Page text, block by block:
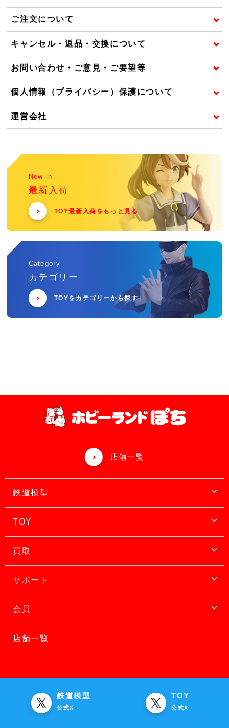
ご注文について
キャンセル・返品・交換について
お問い合わせ・ご意見・ご要望等
個人情報（プライバシー）保護について
運営会社
New in
最新入荷
TOY最新入荷をもっと見る
Category
カテゴリー
TOYをカテゴリーから探す
店舗一覧
鉄道模型
TOY
買取
サポート
会員
店舗一覧
鉄道模型
公式X
TOY
公式X